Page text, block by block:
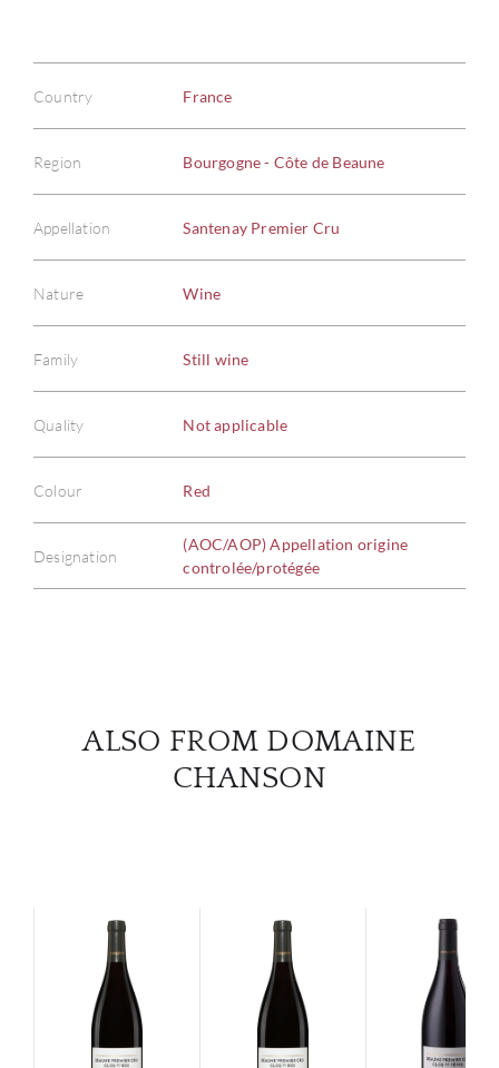
Country France
Region Bourgogne - Côte de Beaune
Appellation Santenay Premier Cru
Nature Wine
Family Still wine
Quality Not applicable
Colour Red
Designation
(AOC/AOP) Appellation origine
controlée/protégée
ALSO FROM DOMAINE
CHANSON